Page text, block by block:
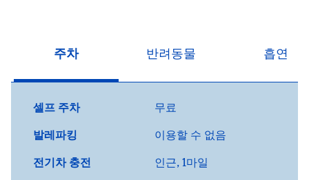
주차 반려동물 흡연
셀프 주차
무료
발레파킹
이용할 수 없음
전기차 충전
인근, 1마일